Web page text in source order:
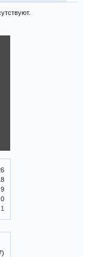
9
0
1